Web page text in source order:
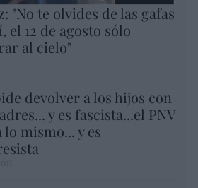
"No te olvides de las gafas
el 12 de agosto sólo
al cielo"
devolver a los hijos con
y es fascista...el PNV
lo mismo... y es